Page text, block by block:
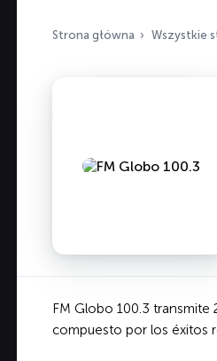
Strona główna Wszystkie
FM Globo 100.3
compuesto por los éxitos